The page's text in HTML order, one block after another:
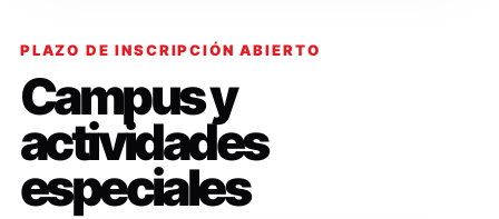
PLAZO DE INSCRIPCIÓN ABIERTO
Campus y
actividades
especiales